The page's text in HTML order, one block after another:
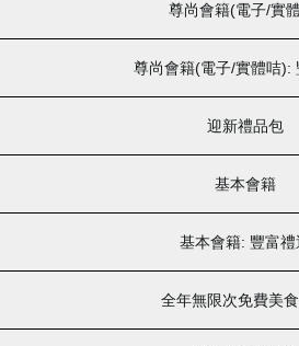
尊尚會籍(電子/實
尊尚會籍(電子/實體咭):
迎新禮品包
基本會籍
基本會籍: 豐富禮
全年無限次免費美